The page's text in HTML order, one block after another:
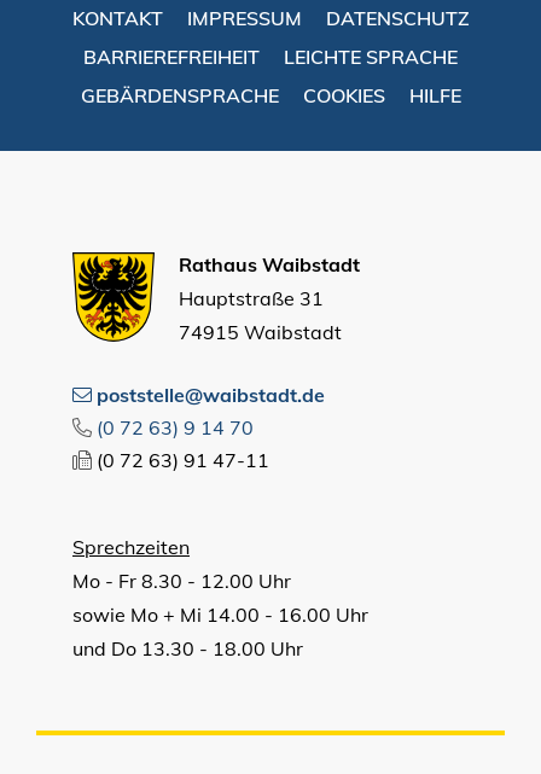
KONTAKT IMPRESSUM
DATENSCHUTZ
BARRIEREFREIHEIT
LEICHTE SPRACHE
GEBÄRDENSPRACHE
COOKIES HILFE
Rathaus Waibstadt
Hauptstraße 31
74915 Waibstadt
poststelle@waibstadt.de
(0 72 63) 9 14 70
(0 72 63) 91 47-11
Sprechzeiten
Mo - Fr 8.30 - 12.00 Uhr
sowie Mo + Mi 14.00 - 16.00 Uhr
und Do 13.30 - 18.00 Uhr